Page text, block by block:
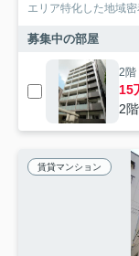
エリア特化した地域
募集中の部屋
2階
15
2
賃貸マンション